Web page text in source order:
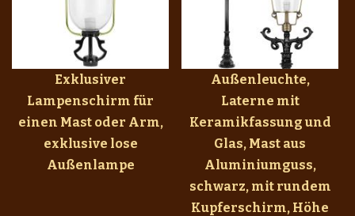
Exklusiver
Lampenschirm für
einen Mast oder Arm,
exklusive lose
Außenlampe
Außenleuchte,
Laterne mit
Keramikfassung und
Glas, Mast aus
Aluminiumguss,
schwarz, mit rundem
Kupferschirm, Höhe